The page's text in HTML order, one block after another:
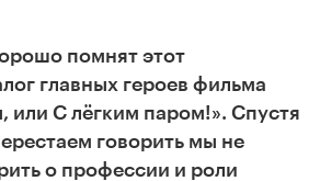
помнят этот
главных героев фильма
или С лёгким паром!». Спустя
говорить мы не
о профессии и роли